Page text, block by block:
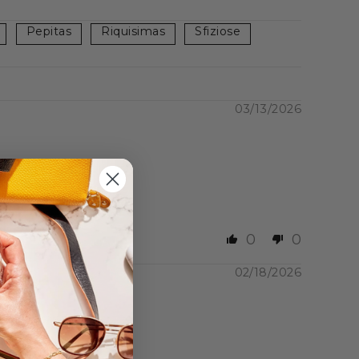
santé.
nutritionnelles et
c'est le premier
du poids.
accomoder en
16 cookies
ou encore
Pepitas Riquisimas Sfiziose
03/13/2026
0
0
02/18/2026